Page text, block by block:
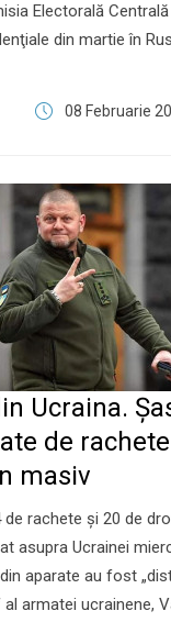
Electorală
din martie în
08 Februarie
Ucraina.
de
masiv
de rachete şi 20 de
asupra Ucrainei
aparate au fost
armatei ucrainene,